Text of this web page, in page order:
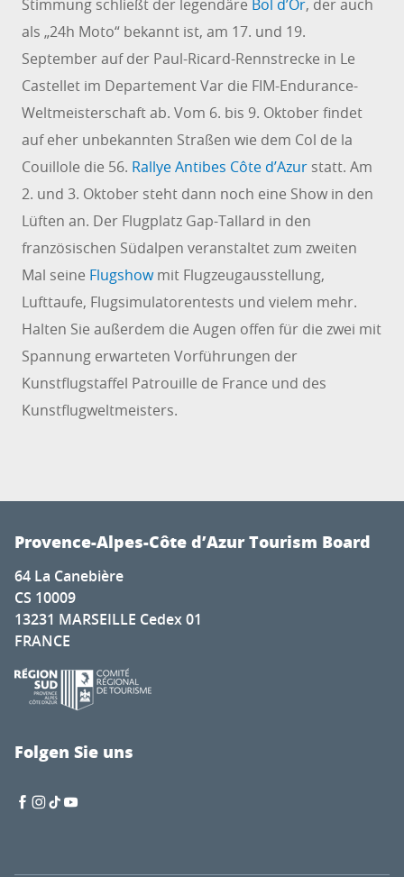
Stimmung schließt der legendäre Bol d’Or, der auch
als „24h Moto“ bekannt ist, am 17. und 19.
September auf der Paul-Ricard-Rennstrecke in Le
Castellet im Departement Var die FIM-Endurance-
Weltmeisterschaft ab. Vom 6. bis 9. Oktober findet
auf eher unbekannten Straßen wie dem Col de la
Couillole die 56. Rallye Antibes Côte d’Azur statt. Am
2. und 3. Oktober steht dann noch eine Show in den
Lüften an. Der Flugplatz Gap-Tallard in den
französischen Südalpen veranstaltet zum zweiten
Mal seine Flugshowmit Flugzeugausstellung,
Lufttaufe, Flugsimulatorentests und vielem mehr.
Halten Sie außerdem die Augen offen für die zwei mit
Spannung erwarteten Vorführungen der
Kunstflugstaffel Patrouille de France und des
Kunstflugweltmeisters.
Provence-Alpes-Côte d’Azur Tourism Board
64 La Canebière
CS 10009
13231 MARSEILLE Cedex 01
FRANCE
Folgen Sie uns